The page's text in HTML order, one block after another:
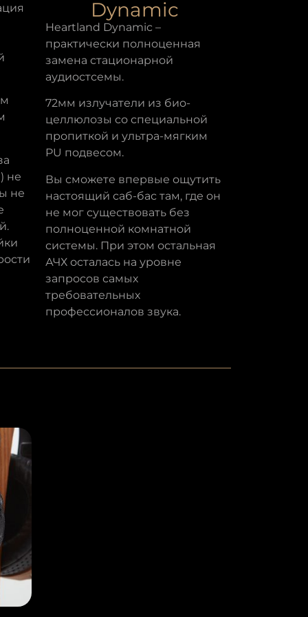
не
не
Dynamic
Heartland Dynamic –
практически полноценная
замена стационарной
аудиостсемы.
72мм излучатели из био-
целлюлозы со специальной
пропиткой и ультра-мягким
PU подвесом.
Вы сможете впервые ощутить
настоящий саб-бас там, где он
не мог существовать без
полноценной комнатной
системы. При этом остальная
АЧХ осталась на уровне
запросов самых
требовательных
профессионалов звука.